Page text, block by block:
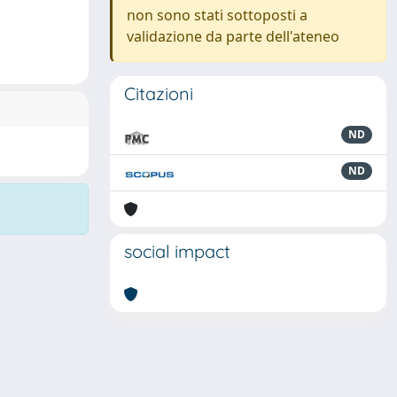
non sono stati sottoposti a
validazione da parte dell'ateneo
Citazioni
ND
ND
social impact